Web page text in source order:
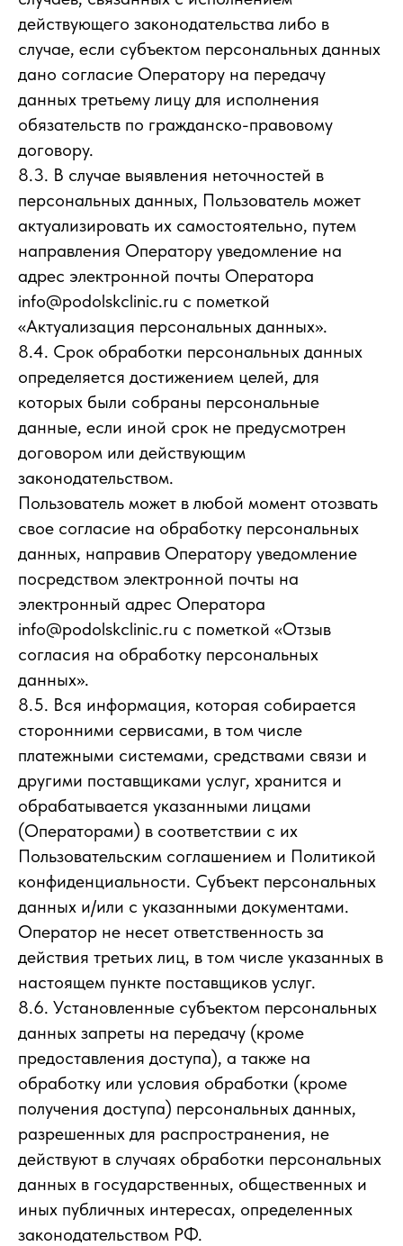
действующего законодательства либо в
случае, если субъектом персональных данных
дано согласие Оператору на передачу
данных третьему лицу для исполнения
обязательств по гражданско-правовому
договору.
8.3. В случае выявления неточностей в
персональных данных, Пользователь может
актуализировать их самостоятельно, путем
направления Оператору уведомление на
адрес электронной почты Оператора
info@podolskclinic.ru с пометкой
«Актуализация персональных данных».
8.4. Срок обработки персональных данных
определяется достижением целей, для
которых были собраны персональные
данные, если иной срок не предусмотрен
договором или действующим
законодательством.
Пользователь может в любой момент отозвать
свое согласие на обработку персональных
данных, направив Оператору уведомление
посредством электронной почты на
электронный адрес Оператора
info@podolskclinic.ru с пометкой «Отзыв
согласия на обработку персональных
данных».
8.5. Вся информация, которая собирается
сторонними сервисами, в том числе
платежными системами, средствами связи и
другими поставщиками услуг, хранится и
обрабатывается указанными лицами
(Операторами) в соответствии с их
Пользовательским соглашением и Политикой
конфиденциальности. Субъект персональных
данных и/или с указанными документами.
Оператор не несет ответственность за
действия третьих лиц, в том числе указанных в
настоящем пункте поставщиков услуг.
8.6. Установленные субъектом персональных
данных запреты на передачу (кроме
предоставления доступа), а также на
обработку или условия обработки (кроме
получения доступа) персональных данных,
разрешенных для распространения, не
действуют в случаях обработки персональных
данных в государственных, общественных и
иных публичных интересах, определенных
законодательством РФ.